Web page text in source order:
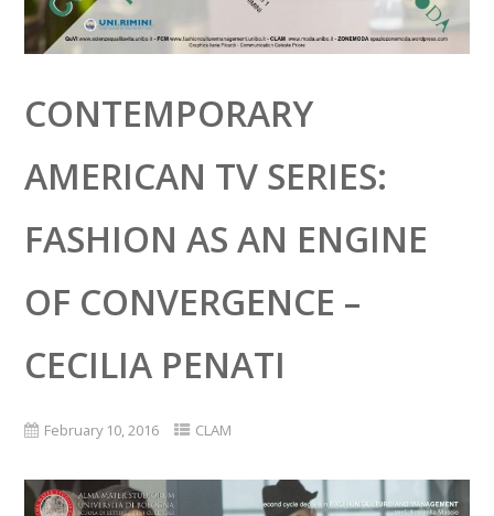
CONTEMPORARY
AMERICAN TV SERIES:
FASHION AS AN ENGINE
OF CONVERGENCE –
CECILIA PENATI
February 10, 2016 CLAM